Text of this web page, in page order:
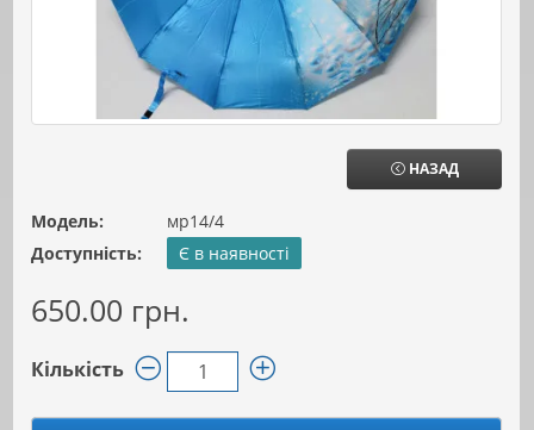
НАЗАД
Модель:
мр14/4
Доступність:
Є в наявності
650.00 грн.
Кількість